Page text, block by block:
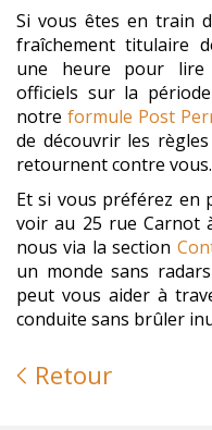
Si vous êtes en train
fraîchement titulaire
une heure pour lire
officiels sur la
notre formule Post
de découvrir les
retournent contre vous.
Et si vous préférez en
voir au 25 rue Carnot
nous via la section
un monde sans
peut vous aider à
conduite sans brûler
Retour